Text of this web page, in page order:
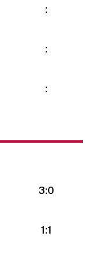
:
:
:
3:0
1:1